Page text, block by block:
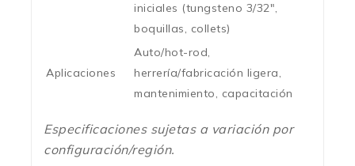
iniciales (tungsteno 3/32″,
boquillas, collets)
Aplicaciones
Auto/hot-rod,
herrería/fabricación ligera,
mantenimiento, capacitación
Especificaciones sujetas a variación por
configuración/región.